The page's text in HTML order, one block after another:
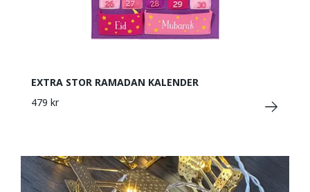
EXTRA STOR RAMADAN KALENDER
479 kr